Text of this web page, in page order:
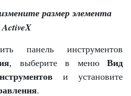
размер элемента
ActiveX
панель инструментов
, выберите в менюВид
и установите
.